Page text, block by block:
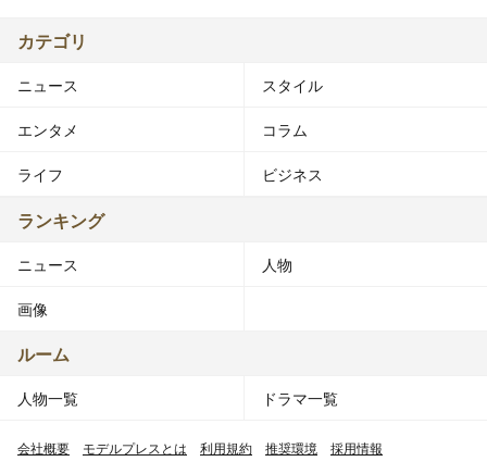
カテゴリ
ニュース スタイル
エンタメ コラム
ライフ ビジネス
ランキング
ニュース 人物
画像
ルーム
人物一覧 ドラマ一覧
会社概要 モデルプレスとは 利用規約 推奨環境 採用情報